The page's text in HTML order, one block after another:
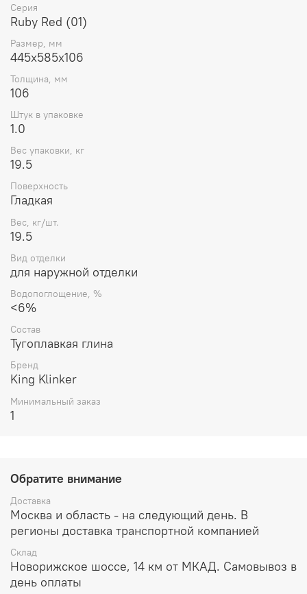
Серия
Ruby Red (01)
Размер, мм
445x585x106
Толщина, мм
106
Штук в упаковке
1.0
Вес упаковки, кг
19.5
Поверхность
Гладкая
Вес, кг/шт.
19.5
Вид отделки
для наружной отделки
Водопоглощение, %
<6%
Состав
Тугоплавкая глина
Бренд
King Klinker
Минимальный заказ
1
Обратите внимание
Доставка
Москва и область - на следующий день. В
регионы доставка транспортной компанией
Склад
Новорижское шоссе, 14 км от МКАД. Самовывоз в
день оплаты